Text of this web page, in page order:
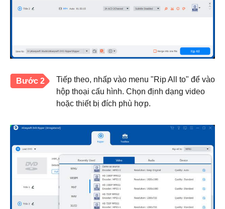
Bước 2
Tiếp theo, nhấp vào menu "Rip All to" để vào
hộp thoại cấu hình. Chọn định dạng video
hoặc thiết bị đích phù hợp.